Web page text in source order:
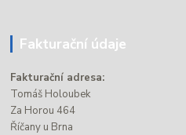
Fakturační údaje
Fakturační adresa:
Tomáš Holoubek
Za Horou 464
Říčany u Brna